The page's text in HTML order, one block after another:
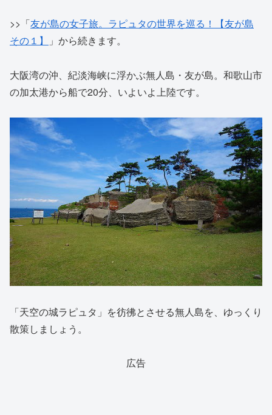
>>「友が島の女子旅。ラピュタの世界を巡る！【友が島
その１】
」から続きます。
大阪湾の沖、紀淡海峡に浮かぶ無人島・友が島。和歌山市
の加太港から船で20分、いよいよ上陸です。
「天空の城ラピュタ」を彷彿とさせる無人島を、ゆっくり
散策しましょう。
広告